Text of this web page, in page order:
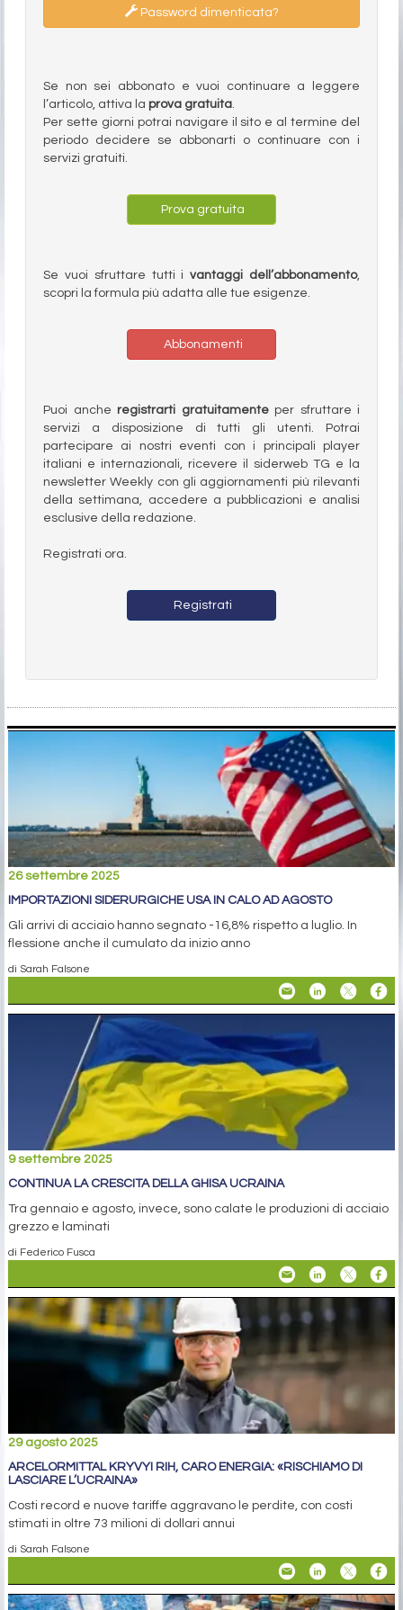
Password dimenticata?
Se non sei abbonato e vuoi continuare a leggere
l’articolo, attiva la prova gratuita.
Per sette giorni potrai navigare il sito e al termine del
periodo decidere se abbonarti o continuare con i
servizi gratuiti.
Prova gratuita
Se vuoi sfruttare tutti ivantaggi dell’abbonamento,
scopri la formula più adatta alle tue esigenze.
Abbonamenti
Puoi anche registrarti gratuitamenteper sfruttare i
servizi a disposizione di tutti gli utenti. Potrai
partecipare ai nostri eventi con i principali player
italiani e internazionali, ricevere il siderweb TG e la
newsletter Weekly con gli aggiornamenti più rilevanti
della settimana, accedere a pubblicazioni e analisi
esclusive della redazione.
Registrati ora.
Registrati
26 settembre 2025
IMPORTAZIONI SIDERURGICHE USA IN CALO AD AGOSTO
Gli arrivi di acciaio hanno segnato -16,8% rispetto a luglio. In
flessione anche il cumulato da inizio anno
di Sarah Falsone
9 settembre 2025
CONTINUA LA CRESCITA DELLA GHISA UCRAINA
Tra gennaio e agosto, invece, sono calate le produzioni di acciaio
grezzo e laminati
di Federico Fusca
29 agosto 2025
ARCELORMITTAL KRYVYI RIH, CARO ENERGIA: «RISCHIAMO DI
LASCIARE L’UCRAINA»
Costi record e nuove tariffe aggravano le perdite, con costi
stimati in oltre 73 milioni di dollari annui
di Sarah Falsone